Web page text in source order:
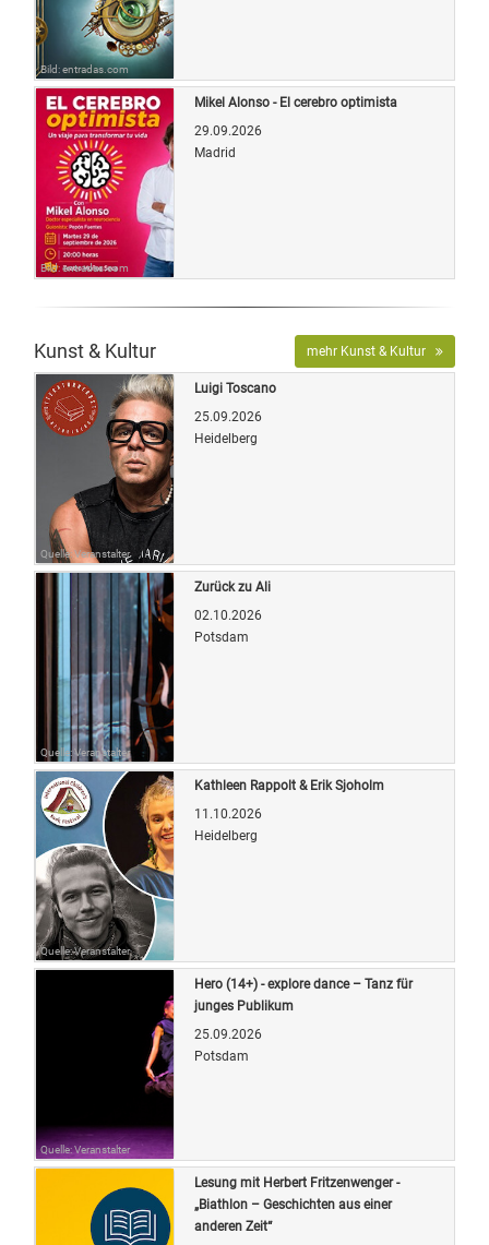
Bild: entradas.com
Bild: entradas.com
Mikel Alonso - El cerebro optimista
29.09.2026
Madrid
Kunst & Kultur mehr Kunst & Kultur
Quelle: Veranstalter
Luigi Toscano
25.09.2026
Heidelberg
Quelle: Veranstalter
Zurück zu Ali
02.10.2026
Potsdam
Quelle: Veranstalter
Kathleen Rappolt & Erik Sjoholm
11.10.2026
Heidelberg
Quelle: Veranstalter
Hero (14+) - explore dance – Tanz für
junges Publikum
25.09.2026
Potsdam
Lesung mit Herbert Fritzenwenger -
„Biathlon – Geschichten aus einer
anderen Zeit“